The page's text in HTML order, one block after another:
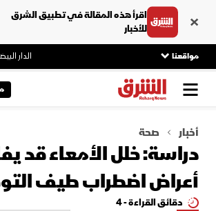
اقرأ هذه المقالة في تطبيق الشرق
للأخبار
مواقعنا الدار
أخبار صحة
دراسة: خلل الأمعاء قد
أعراض اضطراب طيف
دقائق القراءة - 4